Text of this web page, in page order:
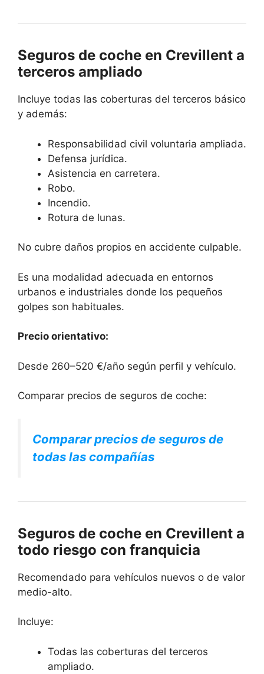
Seguros de coche en Crevillent a
terceros ampliado
Incluye todas las coberturas del terceros básico
y además:
Responsabilidad civil voluntaria ampliada.
Defensa jurídica.
Asistencia en carretera.
Robo.
Incendio.
Rotura de lunas.
No cubre daños propios en accidente culpable.
Es una modalidad adecuada en entornos
urbanos e industriales donde los pequeños
golpes son habituales.
Precio orientativo:
Desde 260–520 €/año según perfil y vehículo.
Comparar precios de seguros de coche:
Comparar precios de seguros de
todas las compañías
Seguros de coche en Crevillent a
todo riesgo con franquicia
Recomendado para vehículos nuevos o de valor
medio-alto.
Incluye:
Todas las coberturas del terceros
ampliado.